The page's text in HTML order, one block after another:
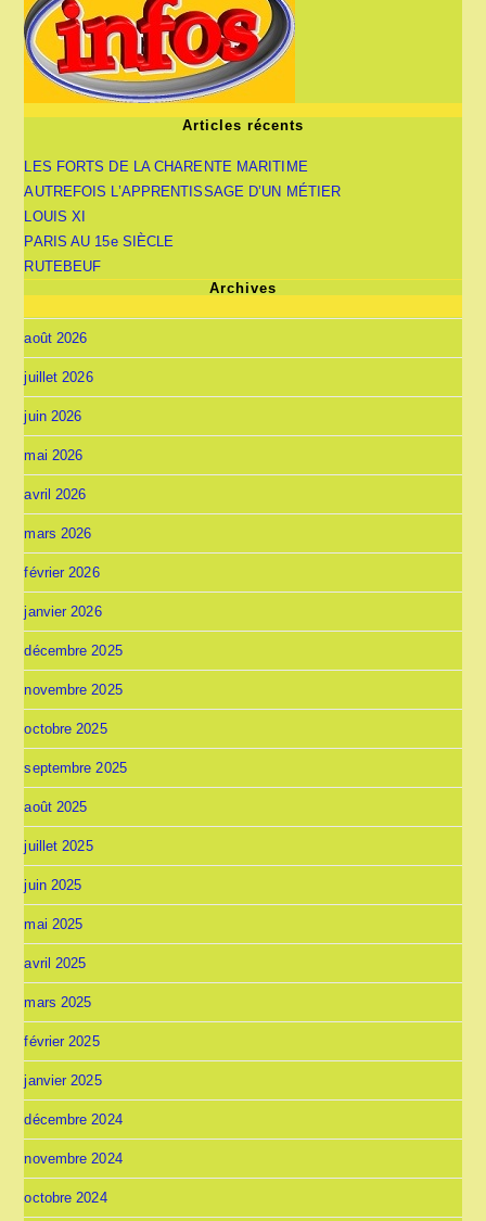
Articles récents
LES FORTS DE LA CHARENTE MARITIME
AUTREFOIS L’APPRENTISSAGE D’UN MÉTIER
LOUIS XI
PARIS AU 15e SIÈCLE
RUTEBEUF
Archives
août 2026
juillet 2026
juin 2026
mai 2026
avril 2026
mars 2026
février 2026
janvier 2026
décembre 2025
novembre 2025
octobre 2025
septembre 2025
août 2025
juillet 2025
juin 2025
mai 2025
avril 2025
mars 2025
février 2025
janvier 2025
décembre 2024
novembre 2024
octobre 2024